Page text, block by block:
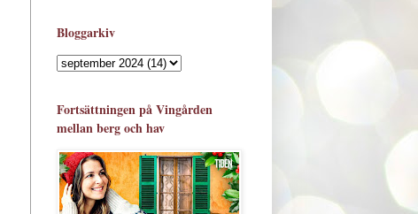
Bloggarkiv
Fortsättningen på Vingården
mellan berg och hav